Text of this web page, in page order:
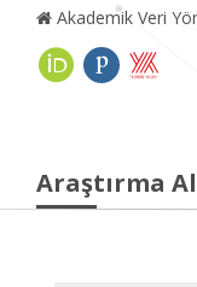
Akademik Veri
Araştırma